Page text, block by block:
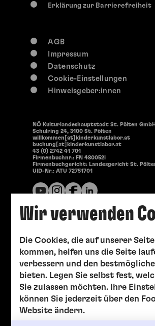
Wir verwenden
Die Cookies, die auf unserer
kommen, helfen uns die Seite
verbessern und den
bieten. Legen Sie selbst fest,
Sie zulassen möchten. Ihre
können Sie jederzeit über den
Website ändern.
Erklärung zur Barrierefreiheit
NÖ Kulturlandeshauptstadt St. Pölten GmbH
Schulring 24, 3100 St. Pölten
willkommen[at]kinderkunstlabor.at
buchung[at]kinderkunstlabor.at
43 (0) 2742 41 701
Firmenbuchnr.: FN 480052i
Firmenbuchgericht: Landesgericht St.
UID-Nr.: ATU 72751701
AGB
Impressum
Datenschutz
Cookie-Einstellungen
Hinweisgeber:innen